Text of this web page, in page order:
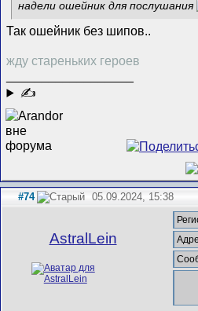
надели ошейник для послушания
Так ошейник без шипов..
жду стареньких героев
✍
#74 05.09.2024, 15:38
AstralLein